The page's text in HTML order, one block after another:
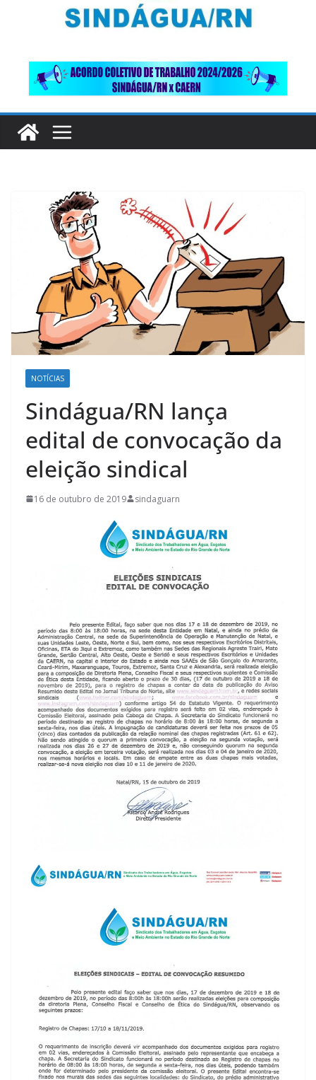
NOTÍCIAS
Sindágua/RN lança
edital de convocação da
eleição sindical
16 de outubro de 2019 sindaguarn